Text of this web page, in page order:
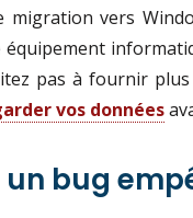
migration vers
équipement
pas à fournir
vos données
bug